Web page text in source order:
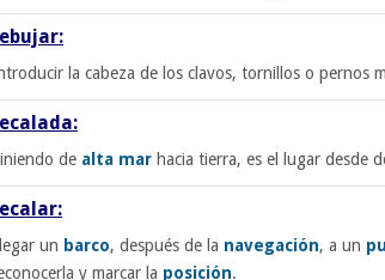
la cabeza de los clavos, tornillos o pernos
de alta mar hacia tierra, es el lugar desde
un barco, después de la navegación, a un
y marcar la posición.